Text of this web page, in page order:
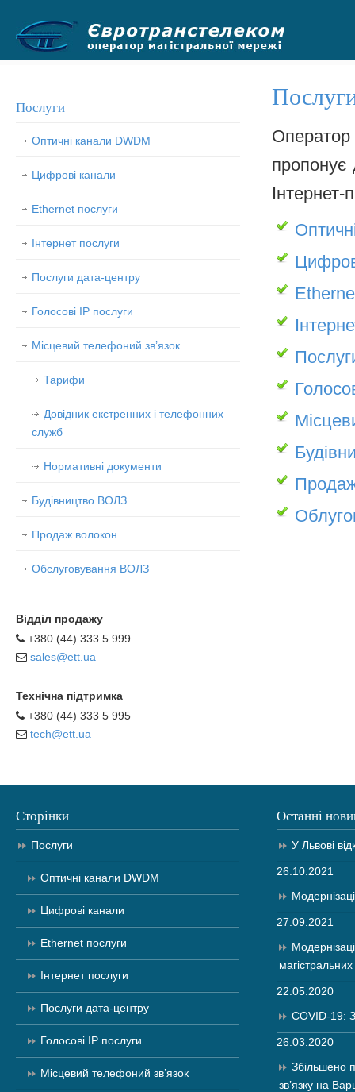
.
пропонує
Інтернет-
Послуги
Оптичні канали DWDM
Цифрові канали
Ethernet послуги
Інтернет послуги
Послуги дата-центру
Голосові IP послуги
Місцевий телефоний зв’язок
Тарифи
Довідник екстренних і телефонних
служб
Нормативні документи
Будівництво ВОЛЗ
Продаж волокон
Обслуговування ВОЛЗ
Відділ продажу
+380 (44) 333 5 999
sales@ett.ua
Технічна підтримка
+380 (44) 333 5 995
tech@ett.ua
Сторінки
Послуги
Оптичні канали DWDM
Цифрові канали
Ethernet послуги
Інтернет послуги
Послуги дата-центру
Голосові IP послуги
Місцевий телефоний зв’язок
Останні
У Львові
26.10.2021
27.09.2021
магістральних
22.05.2020
COVID-19:
26.03.2020
Збільшено
зв’язку на